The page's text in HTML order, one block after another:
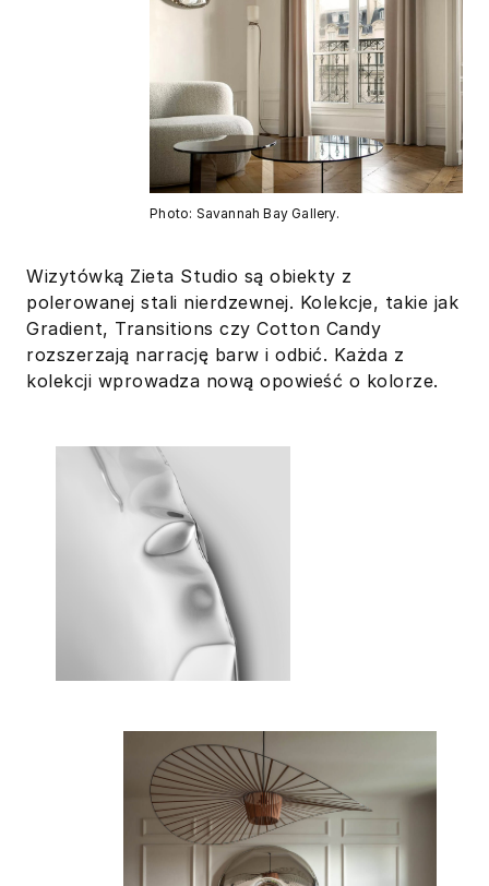
Photo: Savannah Bay Gallery.
Wizytówką Zieta Studio są obiekty z
polerowanej stali nierdzewnej. Kolekcje, takie jak
Gradient, Transitions czy Cotton Candy
rozszerzają narrację barw i odbić. Każda z
kolekcji wprowadza nową opowieść o kolorze.